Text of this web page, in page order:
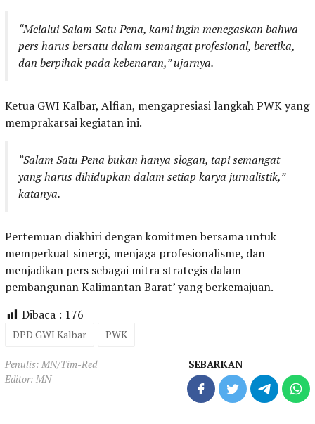
“Melalui Salam Satu Pena, kami ingin menegaskan bahwa
pers harus bersatu dalam semangat profesional, beretika,
dan berpihak pada kebenaran,” ujarnya.
Ketua GWI Kalbar, Alfian, mengapresiasi langkah PWK yang
memprakarsai kegiatan ini.
“Salam Satu Pena bukan hanya slogan, tapi semangat
yang harus dihidupkan dalam setiap karya jurnalistik,”
katanya.
Pertemuan diakhiri dengan komitmen bersama untuk
memperkuat sinergi, menjaga profesionalisme, dan
menjadikan pers sebagai mitra strategis dalam
pembangunan Kalimantan Barat’ yang berkemajuan.
Dibaca : 176
DPD GWI Kalbar PWK
Penulis: MN/Tim-Red
Editor: MN
SEBARKAN